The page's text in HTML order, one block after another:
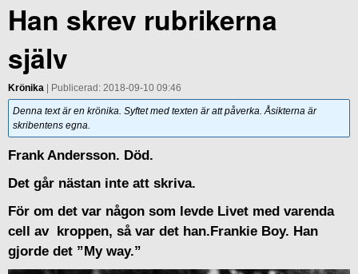
Han skrev rubrikerna
själv
Krönika | Publicerad: 2018-09-10 09:46
Denna text är en krönika. Syftet med texten är att påverka. Åsikterna är
skribentens egna.
Frank Andersson. Död.
Det går nästan inte att skriva.
För om det var någon som levde Livet med varenda
cell av kroppen, så var det han.Frankie Boy. Han
gjorde det ”My way.”